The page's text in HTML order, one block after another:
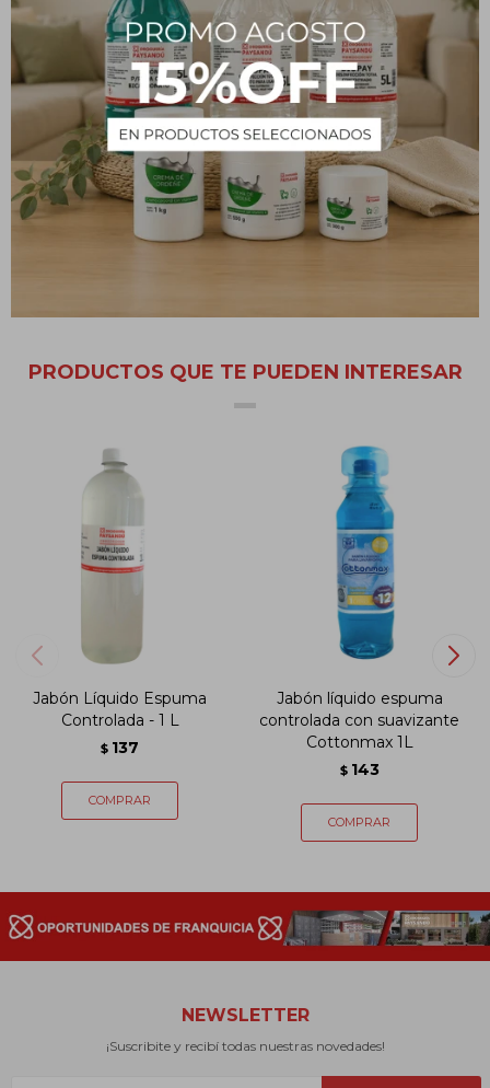
Descripción
Debido a su alta versatilidad se puede utilizar como prelavado
con un pulverizador.
Para lograr mejor resultado utilice producto puro sobre la
mancha a quitar con la prenda húmeda, remueva con sus manos
o cepillo la prenda suavemente para que el producto entre en
PRODUCTOS QUE TE PUEDEN INTERESAR
Jabón Líquido Espuma
Controlada - 1 L
$ 137
Jabón líquido espuma
controlada con suavizante
Cottonmax 1L
$ 143
NEWSLETTER
¡Suscribite y recibí todas nuestras novedades!